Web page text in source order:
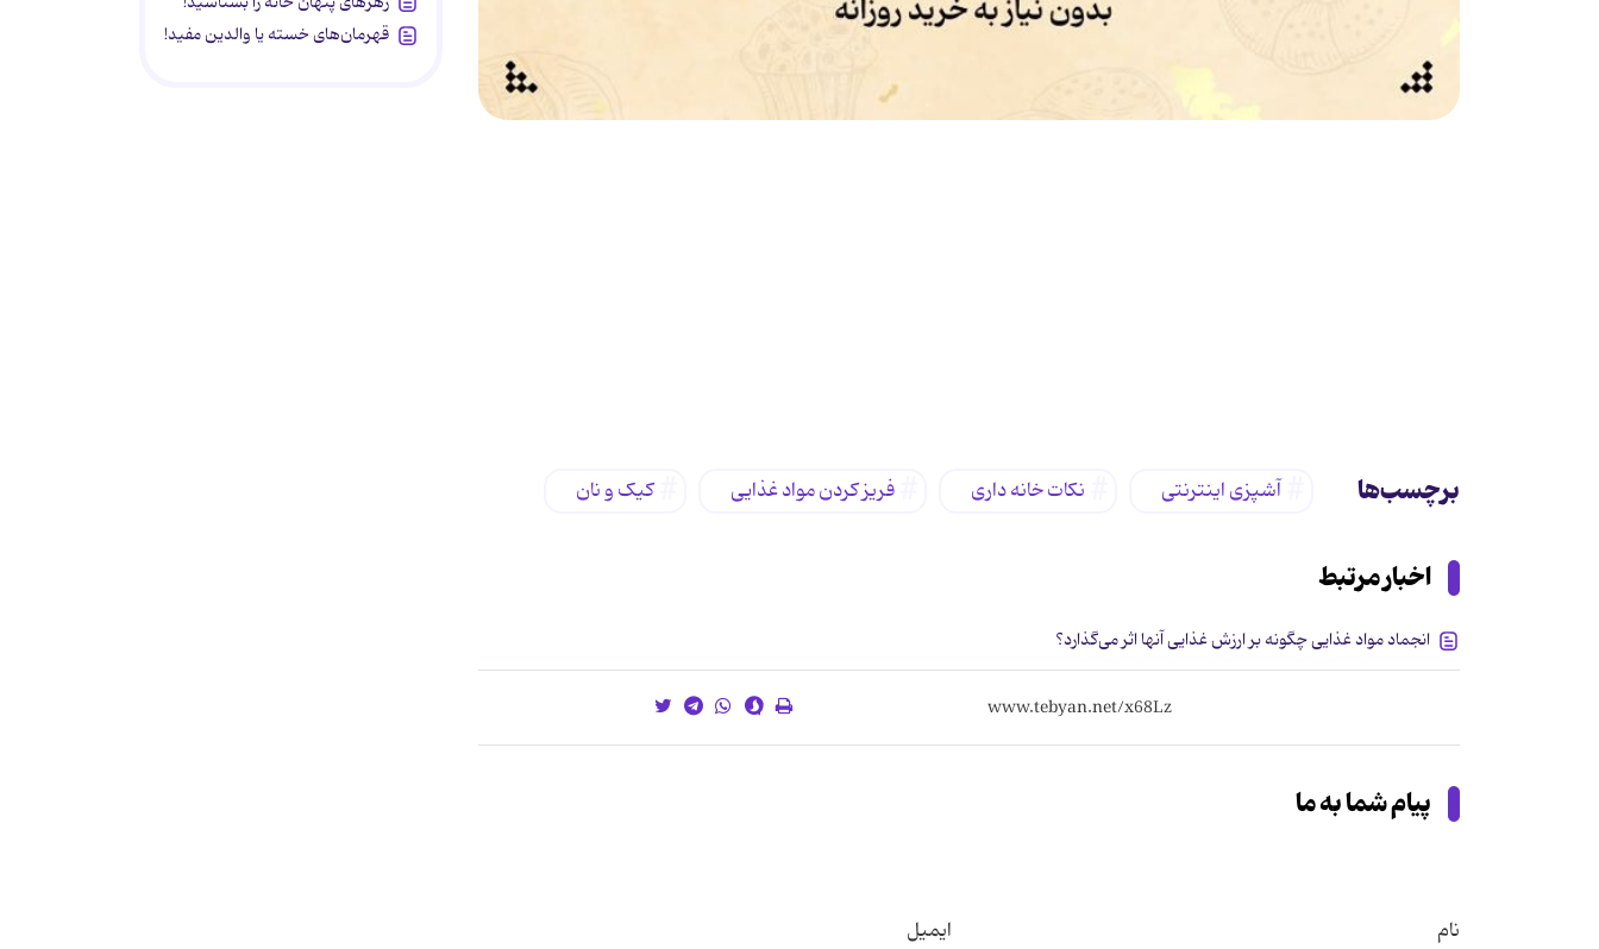
برچسب‌ها آشپزی اینترنتی نکات خانه داری فریز کردن مواد غذایی کیک و نان
اخبار مرتبط
انجماد مواد غذایی چگونه بر ارزش غذایی آنها اثر می‌گذارد؟
پیام شما به ما
نام ایمیل
قهرمان‌های خسته یا والدین مفید!